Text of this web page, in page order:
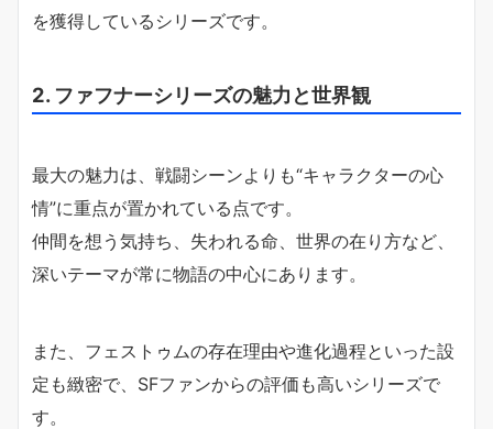
を獲得しているシリーズです。
2. ファフナーシリーズの魅力と世界観
最大の魅力は、戦闘シーンよりも“キャラクターの心
情”に重点が置かれている点です。
仲間を想う気持ち、失われる命、世界の在り方など、
深いテーマが常に物語の中心にあります。
また、フェストゥムの存在理由や進化過程といった設
定も緻密で、SFファンからの評価も高いシリーズで
す。